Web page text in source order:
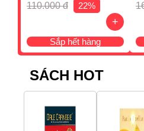
110.000 đ
22%
+
Sắp hết hàng
SÁCH HOT